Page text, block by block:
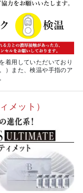
着用していただいており
）また、検温や手指のア
メット）